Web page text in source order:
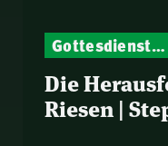
Gottesdienst-Botschaften – Jeden Sonntag neu: Aktuelle Predigten vom Mitternachtsruf
Die
Riesen |